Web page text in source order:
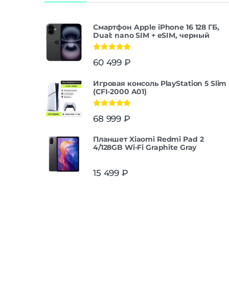
Смартфон Apple iPhone 16 128 ГБ,
Dual: nano SIM + eSIM, черный
из 5
60 499 ₽
Игровая консоль PlayStation 5 Slim
(CFI-2000 A01)
из 5
68 999 ₽
Планшет Xiaomi Redmi Pad 2
4/128GB Wi-Fi Graphite Gray
15 499 ₽